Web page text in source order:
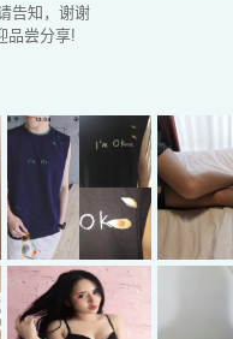
告知，谢谢
品尝分享!